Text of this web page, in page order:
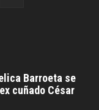
Barroeta se
cuñado César